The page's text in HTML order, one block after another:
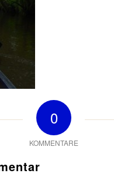
0
KOMMENTARE